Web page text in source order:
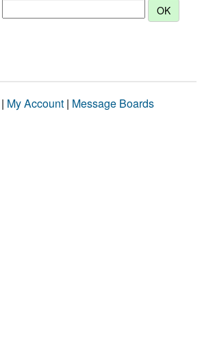
| My Account | Message Boards